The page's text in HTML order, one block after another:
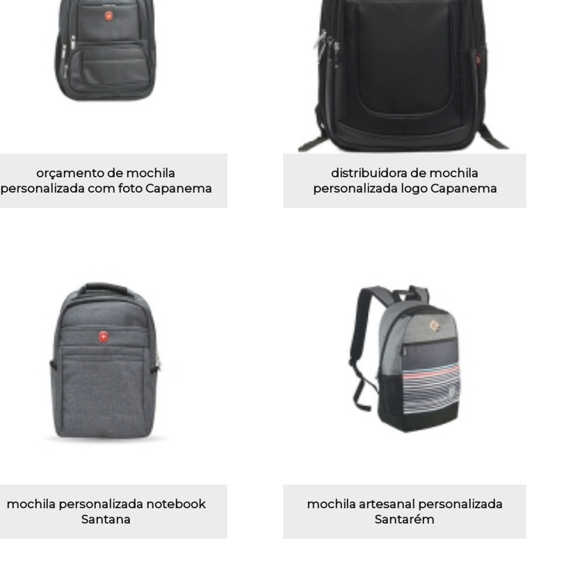
orçamento de mochila
personalizada com foto Capanema
distribuidora de mochila
personalizada logo Capanema
mochila personalizada notebook
Santana
mochila artesanal personalizada
Santarém